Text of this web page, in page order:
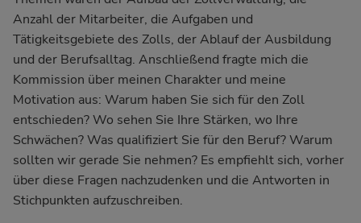
Anzahl der Mitarbeiter, die Aufgaben und
Tätigkeitsgebiete des Zolls, der Ablauf der Ausbildung
und der Berufsalltag. Anschließend fragte mich die
Kommission über meinen Charakter und meine
Motivation aus: Warum haben Sie sich für den Zoll
entschieden? Wo sehen Sie Ihre Stärken, wo Ihre
Schwächen? Was qualifiziert Sie für den Beruf? Warum
sollten wir gerade Sie nehmen? Es empfiehlt sich, vorher
über diese Fragen nachzudenken und die Antworten in
Stichpunkten aufzuschreiben.